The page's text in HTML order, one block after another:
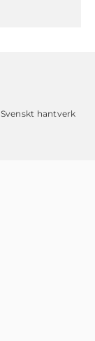
Svenskt hantverk